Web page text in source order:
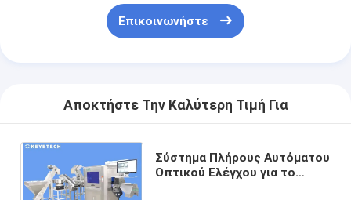
Επικοινωνήστε
Αποκτήστε Την Καλύτερη Τιμή Για
Σύστημα Πλήρους Αυτόματου
Οπτικού Ελέγχου για το